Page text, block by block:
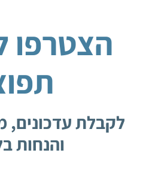
הצטרפו
לקבלת
והנחות